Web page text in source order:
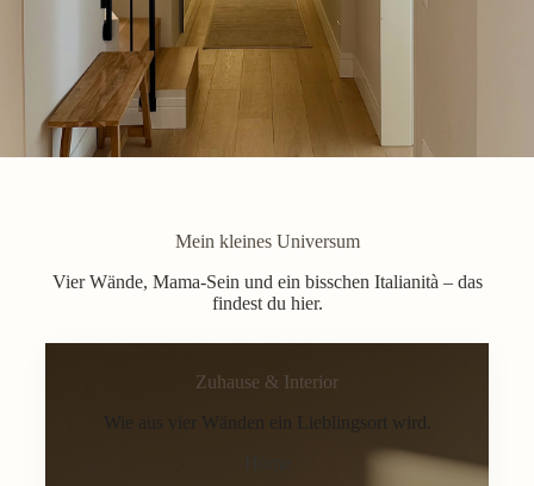
Mein kleines Universum
Vier Wände, Mama-Sein und ein bisschen Italianità – das
findest du hier.
Zuhause & Interior
Wie aus vier Wänden ein Lieblingsort wird.